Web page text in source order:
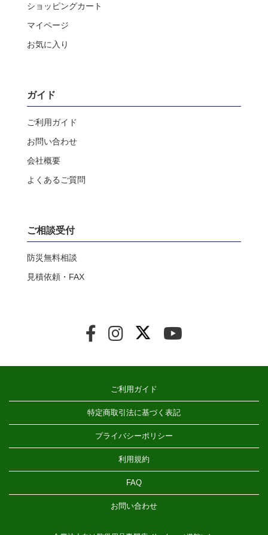
ショッピングカート
マイページ
お気に入り
ガイド
ご利用ガイド
お問い合わせ
会社概要
よくあるご質問
ご相談受付
防災無料相談
見積依頼・FAX
ご利用ガイド
特定商取引法に基づく表記
プライバシーポリシー
利用規約
FAQ
お問い合わせ